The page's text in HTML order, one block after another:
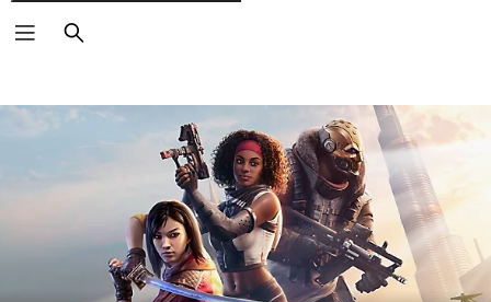
Rechercher